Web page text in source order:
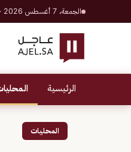
الجمعة، 7 أغسطس 2026 · 24 صفر 1448 هـ
الرئيسية
المحليات